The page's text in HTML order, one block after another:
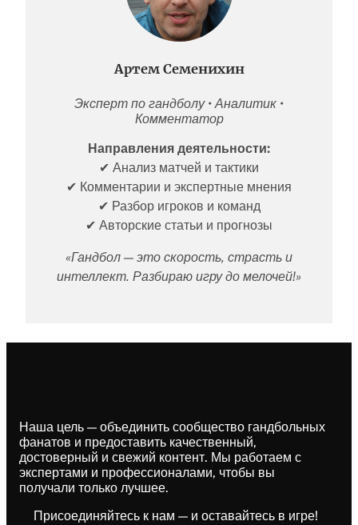
Артем Семенихин
Эксперт по гандболу • Аналитик •
Комментатор
Направления деятельности:
✔ Анализ матчей и тактики
✔ Комментарии и экспертные мнения
✔ Разбор игроков и команд
✔ Авторские статьи и прогнозы
«Гандбол — это скорость, страсть и
интеллект. Разбираю игру до мелочей!»
Наша цель — объединить сообщество гандбольных
фанатов и предоставить качественный,
достоверный и свежий контент. Мы работаем с
экспертами и профессионалами, чтобы вы
получали только лучшее.
Присоединяйтесь к нам — и оставайтесь в игре!